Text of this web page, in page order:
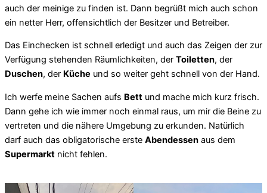
auch der meinige zu finden ist. Dann begrüßt mich auch schon
ein netter Herr, offensichtlich der Besitzer und Betreiber.
Das Einchecken ist schnell erledigt und auch das Zeigen der zur
Verfügung stehenden Räumlichkeiten, der Toiletten, der
Duschen, der Küche und so weiter geht schnell von der Hand.
Ich werfe meine Sachen aufs Bett und mache mich kurz frisch.
Dann gehe ich wie immer noch einmal raus, um mir die Beine zu
vertreten und die nähere Umgebung zu erkunden. Natürlich
darf auch das obligatorische erste Abendessen aus dem
Supermarkt nicht fehlen.